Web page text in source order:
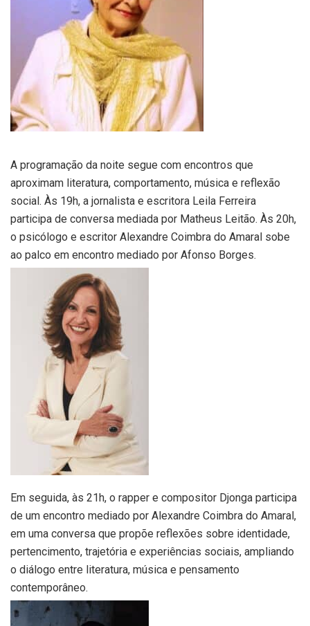
A programação da noite segue com encontros que
aproximam literatura, comportamento, música e reflexão
social. Às 19h, a jornalista e escritora Leila Ferreira
participa de conversa mediada por Matheus Leitão. Às 20h,
o psicólogo e escritor Alexandre Coimbra do Amaral sobe
ao palco em encontro mediado por Afonso Borges.
Em seguida, às 21h, o rapper e compositor Djonga participa
de um encontro mediado por Alexandre Coimbra do Amaral,
em uma conversa que propõe reflexões sobre identidade,
pertencimento, trajetória e experiências sociais, ampliando
o diálogo entre literatura, música e pensamento
contemporâneo.